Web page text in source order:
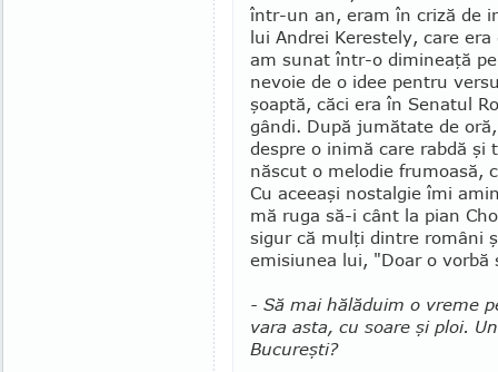
într-un an, eram în criză de
lui Andrei Ke­restely, care
am sunat într-o dimineaţă
nevoie de o idee pen­tru
şoaptă, căci era în Senatul
gândi. După ju­mătate de
despre o inimă care rabdă şi
născut o melodie frumoasă,
Cu aceeaşi nostalgie îmi
mă ruga să-i cânt la pian
sigur că mulţi dintre români
emisiunea lui, "Doar o vorbă
- Să mai hălăduim o vreme
vara asta, cu soare şi ploi.
Bucureşti?